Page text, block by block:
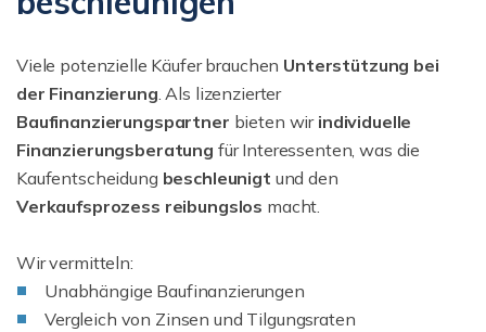
Viele potenzielle Käufer brauchen Unterstützung bei
der Finanzierung. Als lizenzierter
Baufinanzierungspartner bieten wir individuelle
Finanzierungsberatung für Interessenten, was die
Kaufentscheidung beschleunigt und den
Verkaufsprozess reibungslos macht.
Wir vermitteln:
Unabhängige Baufinanzierungen
Vergleich von Zinsen und Tilgungsraten